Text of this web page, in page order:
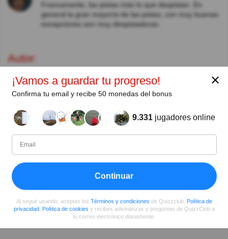
Francamente, las pistas más lo que despistan. En
general la gran mayoría de las pistas, con muy buenas
excepciones son muy despistadoras.
Autor:
Narie
Escritor
Desde Nivel Puntuación Preguntas
Compartiren Facebook
✕
¡Vamos a guardar tu progreso!
Confirma tu email y recibe 50 monedas del bonus
9.331 jugadores online
Continuar
Al seguir usando, aceptas los Términos y condiciones de Quizzclub, Política de
privacidad, Política de cookies y recibes adivinanzas y preguntas de QuizzClub a
tu correo electrónico diariamente.